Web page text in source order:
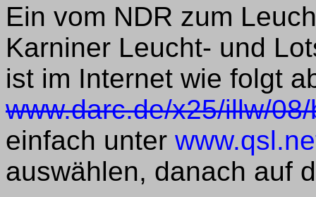
Ein vom NDR zum
Karniner Leucht- und
ist im Internet wie folgt
www.darc.de/x25/illw/
einfach unter
auswählen, danach auf